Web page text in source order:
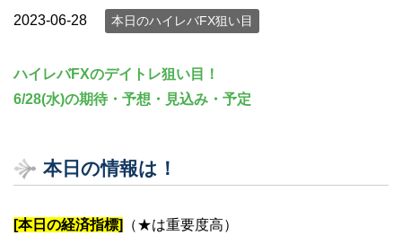
2023-06-28 本日のハイレバFX狙い目
ハイレバFXのデイトレ狙い目！
6/28(水)の期待・予想・見込み・予定
本日の情報は！
[本日の経済指標] （★は重要度高）